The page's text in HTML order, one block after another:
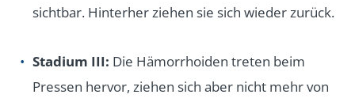
sichtbar. Hinterher ziehen sie sich wieder zurück.
Stadium III: Die Hämorrhoiden treten beim
Pressen hervor, ziehen sich aber nicht mehr von